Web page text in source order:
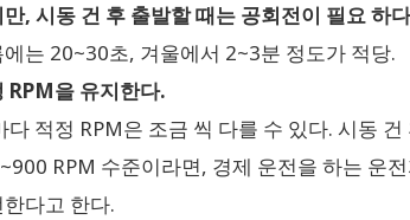
, 시동 건 후 출발할 때는 공회전이 필요 하
에는 20~30초, 겨울에서 2~3분 정도가 적당.
RPM을 유지한다.
다 적정 RPM은 조금 씩 다를 수 있다. 시동
RPM 수준이라면, 경제 운전을 하는 운
다고 한다.